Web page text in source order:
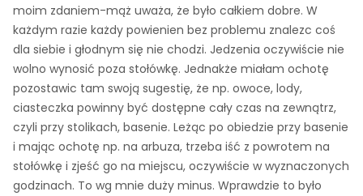
moim zdaniem-mąż uważa, że było całkiem dobre. W
każdym razie każdy powienien bez problemu znalezc coś
dla siebie i głodnym się nie chodzi. Jedzenia oczywiście nie
wolno wynosić poza stołówkę. Jednakże miałam ochotę
pozostawic tam swoją sugestię, że np. owoce, lody,
ciasteczka powinny być dostępne cały czas na zewnątrz,
czyli przy stolikach, basenie. Leżąc po obiedzie przy basenie
i mając ochotę np. na arbuza, trzeba iść z powrotem na
stołówkę i zjeść go na miejscu, oczywiście w wyznaczonych
godzinach. To wg mnie duży minus. Wprawdzie to było